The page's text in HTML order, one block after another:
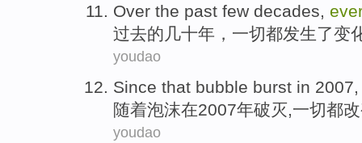
Over the past few decades,
过去的 几十年， 一切都发生了变
youdao
Since that bubble burst in
随着泡沫在2007年破灭,一切都
youdao